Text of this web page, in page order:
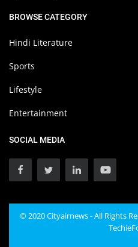
BROWSE CATEGORY
Hindi Literature
Sports
Lifestyle
Entertainment
SOCIAL MEDIA
© 2020 Cityairnews - All Rights